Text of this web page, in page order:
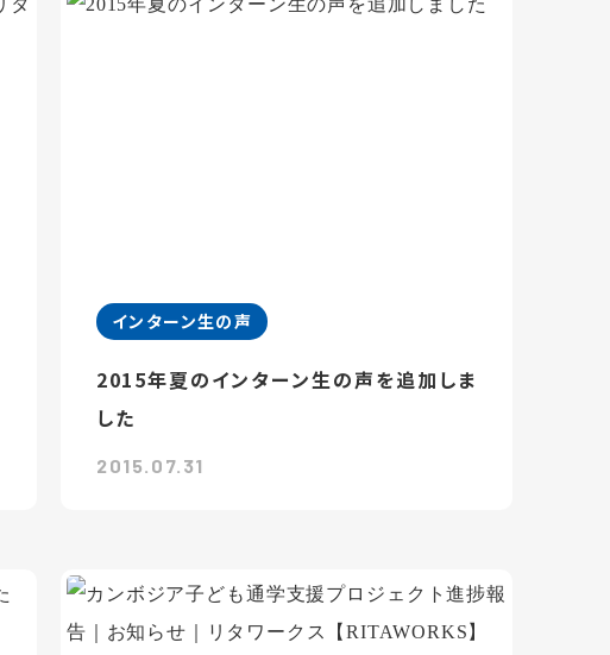
インターン生の声
2015年夏のインターン生の声を追加しま
した
2015.07.31